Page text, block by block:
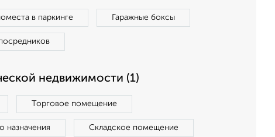
в паркинге Гаражные боксы
недвижимости (1)
Торговое помещение
назначения Складское помещение